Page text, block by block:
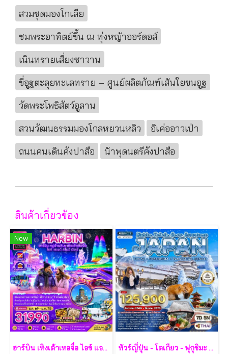
สวมชุดมองโกเลีย
ชมพระอาทิตย์ขึ้น ณ ทุ่งหญ้าออร์ดอส์
เนินทรายเสี่ยงซาวาน
ขี่อูฐตะลุยทะเลทราย – ศูนย์ผลิตภัณฑ์เส้นใยขนอูฐ
วัดพระโพธิสัตว์อูลาน
สวนวัฒนธรรมมองโกลหยวนหลิว
อิเค่ออาวเป่า
ถนนคนเดินคังปาสือ
น้าพุดนตรีคังปาสือ
สินค้าเกี่ยวข้อง
New
ฮาร์บิน เหิงเต้าเหอจื่อ ไอซ์ แอนด์ สโนว์ เวิล์ด 7 วัน 5 คืน-XJ ทัวร์ญี่ปุ่น - โตเกียว - ฟุกุชิมะ - ยามากะตะ - เซนได 7 วัน - TG